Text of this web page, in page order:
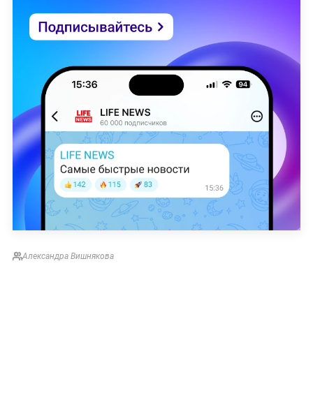
Александра Вишнякова